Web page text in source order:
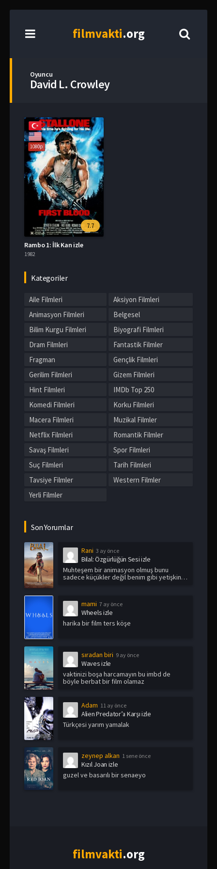
filmvakti.org
Oyuncu
David L. Crowley
1080p
7.7
Rambo 1: İlk Kan izle
1982
Kategoriler
Aile Filmleri
Aksiyon Filmleri
Animasyon Filmleri
Belgesel
Bilim Kurgu Filmleri
Biyografi Filmleri
Dram Filmleri
Fantastik Filmler
Fragman
Gençlik Filmleri
Gerilim Filmleri
Gizem Filmleri
Hint Filmleri
IMDb Top 250
Komedi Filmleri
Korku Filmleri
Macera Filmleri
Muzikal Filmler
Netflix Filmleri
Romantik Filmler
Savaş Filmleri
Spor Filmleri
Suç Filmleri
Tarih Filmleri
Tavsiye Filmler
Western Filmler
Yerli Filmler
Son Yorumlar
Rani 3 ay önce
Bilal: Özgürlüğün Sesi izle
Muhteşem bir animasyon olmuş bunu
sadece küçükler değil benim gibi yetişkin
mami 7 ay önce
Wheels izle
harika bir film ters köşe
sıradan biri 9 ay önce
Waves izle
vaktinizi boşa harcamayın bu imbd de
böyle berbat bir film olamaz
Adam 11 ay önce
Alien Predator’a Karşı izle
Türkçesi yarım yamalak
zeynep alkan 1 sene önce
Kızıl Joan izle
guzel ve basarılı bir senaeyo
filmvakti.org